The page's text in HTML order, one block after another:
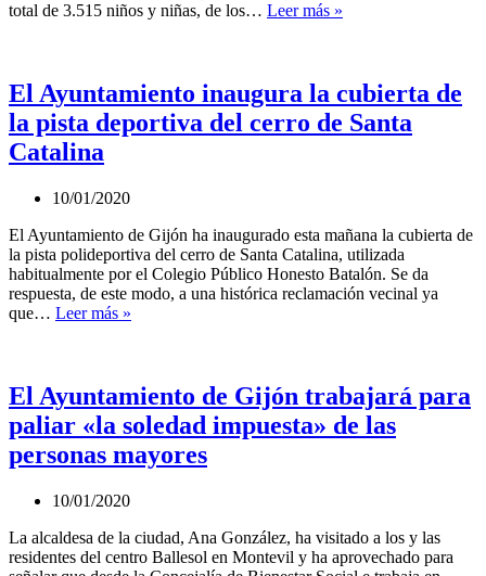
total de 3.515 niños y niñas, de los… Leer más »
a
prestar
el
los
colegios
públicos
de
El Ayuntamiento inaugura la cubierta de
la pista deportiva del cerro de Santa
Catalina
10/01/2020
El Ayuntamiento de Gijón ha inaugurado esta mañana la cubierta de
la pista polideportiva del cerro de Santa Catalina, utilizada
habitualmente por el Colegio Público Honesto Batalón. Se da
respuesta, de este modo, a una histórica reclamación vecinal ya
que… Leer más »
cubierta
de
la
pista
deportiva
Santa
Catalina
El Ayuntamiento de Gijón trabajará para
paliar «la soledad impuesta» de las
personas mayores
10/01/2020
La alcaldesa de la ciudad, Ana González, ha visitado a los y las
residentes del centro Ballesol en Montevil y ha aprovechado para